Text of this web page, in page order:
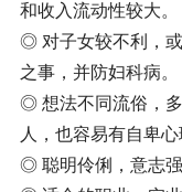
和收入流动性较大。
◎ 对子女较不利，
之事，并防妇科病。
◎ 想法不同流俗，
人，也容易有自卑心
◎ 聪明伶俐，意志强